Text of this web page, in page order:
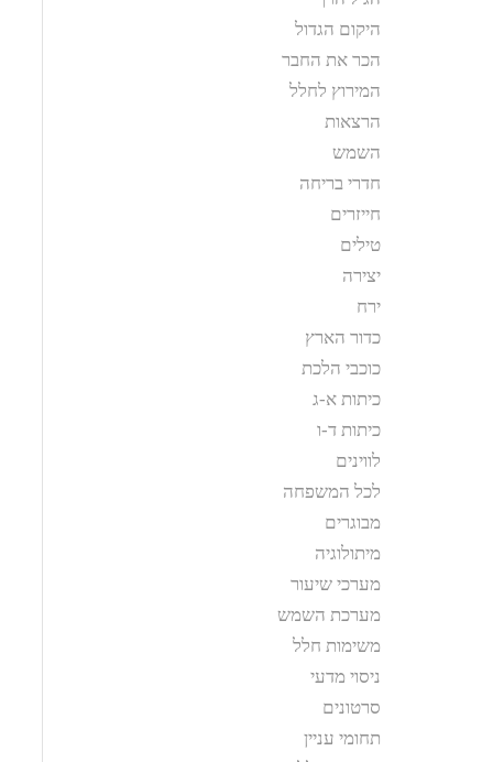
היקום הגדול
הכר את החבר
המירוץ לחלל
הרצאות
השמש
חדרי בריחה
חייזרים
טילים
יצירה
ירח
כדור הארץ
כוכבי הלכת
כיתות א-ג
כיתות ד-ו
לווינים
לכל המשפחה
מבוגרים
מיתולוגיה
מערכי שיעור
מערכת השמש
משימות חלל
ניסוי מדעי
סרטונים
תחומי עניין